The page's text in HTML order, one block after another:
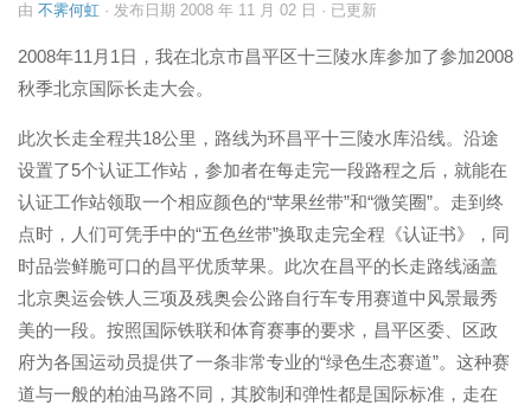
由 不霁何虹 · 发布日期 2008 年 11 月 02 日 · 已更新
2008年11月1日，我在北京市昌平区十三陵水库参加了参加2008
秋季北京国际长走大会。
此次长走全程共18公里，路线为环昌平十三陵水库沿线。沿途
设置了5个认证工作站，参加者在每走完一段路程之后，就能在
认证工作站领取一个相应颜色的“苹果丝带”和“微笑圈”。走到终
点时，人们可凭手中的“五色丝带”换取走完全程《认证书》，同
时品尝鲜脆可口的昌平优质苹果。此次在昌平的长走路线涵盖
北京奥运会铁人三项及残奥会公路自行车专用赛道中风景最秀
美的一段。按照国际铁联和体育赛事的要求，昌平区委、区政
府为各国运动员提供了一条非常专业的“绿色生态赛道”。这种赛
道与一般的柏油马路不同，其胶制和弹性都是国际标准，走在